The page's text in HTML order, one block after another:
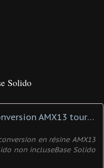
Solido
Kit conversion AMX13 tourelle Chaffee base Solido
en résine AMX13
non incluseBase Solido